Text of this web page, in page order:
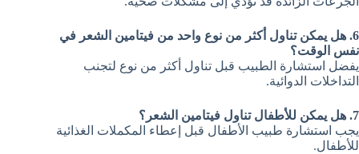
6. هل يمكن تناول أكثر من نوع واحد من فيتامين الشعر في
نفس الوقت؟
يفضل استشارة الطبيب قبل تناول أكثر من نوع لتجنب
التداخلات الدوائية.
7. هل يمكن للأطفال تناول فيتامين الشعر ؟
يجب استشارة طبيب الأطفال قبل إعطاء المكملات الغذائية
للأطفال.